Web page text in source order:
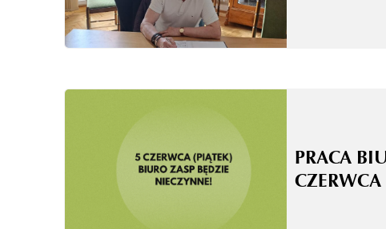
PRACA
CZERWCA